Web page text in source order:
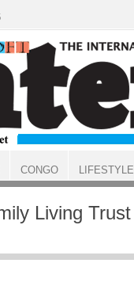
Living Trust
CONGO LIFESTYLE